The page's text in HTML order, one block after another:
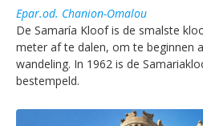
Epar.od. Chanion-Omalou
De Samaría Kloof is de smalste
meter af te dalen, om te beginnen
wandeling. In 1962 is de
bestempeld.